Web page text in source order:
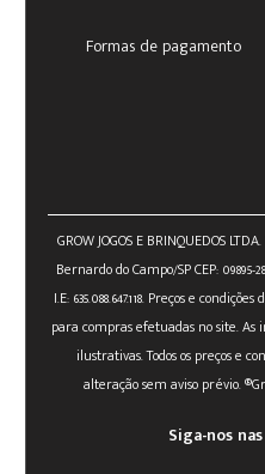
Formas de pagamento
GROW JOGOS E BRINQUEDOS
Bernardo do Campo/SP CEP: 09895-
I.E: 635.088.647.118. Preços e
para compras efetuadas no site.
ilustrativas. Todos os preços e
alteração sem aviso prévio.
Siga-nos